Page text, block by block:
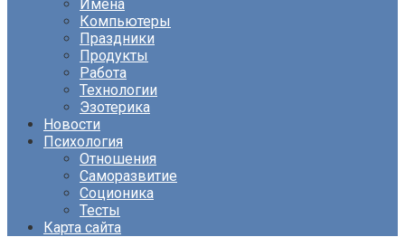
Имена
Компьютеры
Праздники
Продукты
Работа
Технологии
Эзотерика
Новости
Психология
Отношения
Саморазвитие
Соционика
Тесты
Карта сайта